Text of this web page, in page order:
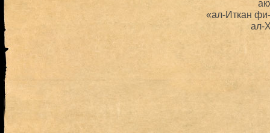
«ал-Иткан фи-
ал-